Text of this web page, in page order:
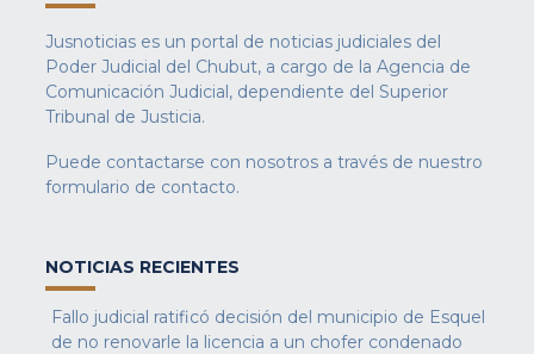
Jusnoticias es un portal de noticias judiciales del
Poder Judicial del Chubut, a cargo de la Agencia de
Comunicación Judicial, dependiente del Superior
Tribunal de Justicia.
Puede contactarse con nosotros a través de nuestro
formulario de contacto.
NOTICIAS RECIENTES
Fallo judicial ratificó decisión del municipio de Esquel
de no renovarle la licencia a un chofer condenado